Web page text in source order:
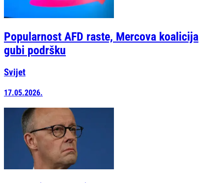
Popularnost AFD raste, Mercova koalicija
gubi podršku
Svijet
17.05.2026.